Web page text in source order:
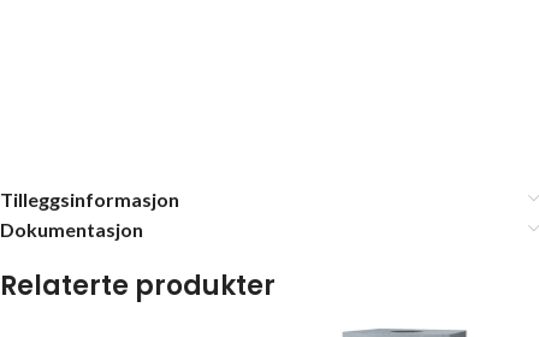
Tilleggsinformasjon
Dokumentasjon
Relaterte produkter